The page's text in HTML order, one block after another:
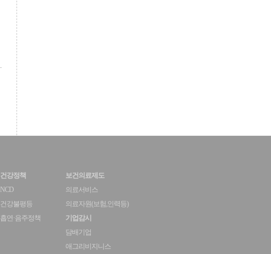
건강정책
NCD
건강불평등
흡연·음주정책
보건의료제도
의료서비스
의료자원(보험,인력등)
기업감시
담배기업
애그리비지니스